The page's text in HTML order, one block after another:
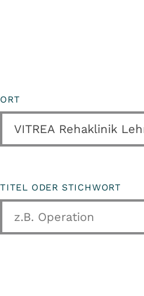
ORT
TITEL ODER STICHWORT